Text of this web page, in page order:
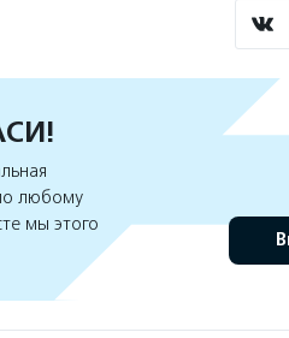
любому
мы этого